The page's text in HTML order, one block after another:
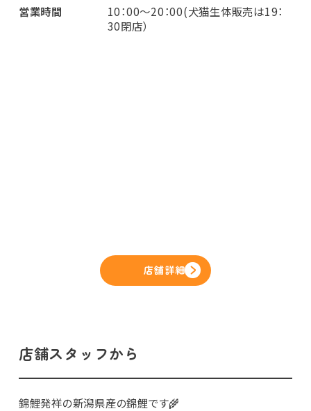
営業時間
10：00～20：00(犬猫生体販売は19：
30閉店）
店舗詳細
店舗スタッフから
錦鯉発祥の新潟県産の錦鯉です🌾